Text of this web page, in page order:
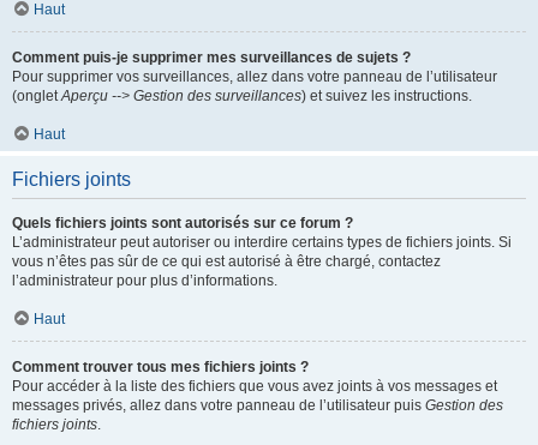
Haut
Comment puis-je supprimer mes surveillances de sujets ?
Pour supprimer vos surveillances, allez dans votre panneau de l’utilisateur
(ongletAperçu --> Gestion des surveillances) et suivez les instructions.
Haut
Fichiers joints
Quels fichiers joints sont autorisés sur ce forum ?
L’administrateur peut autoriser ou interdire certains types de fichiers joints. Si
vous n’êtes pas sûr de ce qui est autorisé à être chargé, contactez
l’administrateur pour plus d’informations.
Haut
Comment trouver tous mes fichiers joints ?
Pour accéder à la liste des fichiers que vous avez joints à vos messages et
messages privés, allez dans votre panneau de l’utilisateur puis Gestion des
fichiers joints.